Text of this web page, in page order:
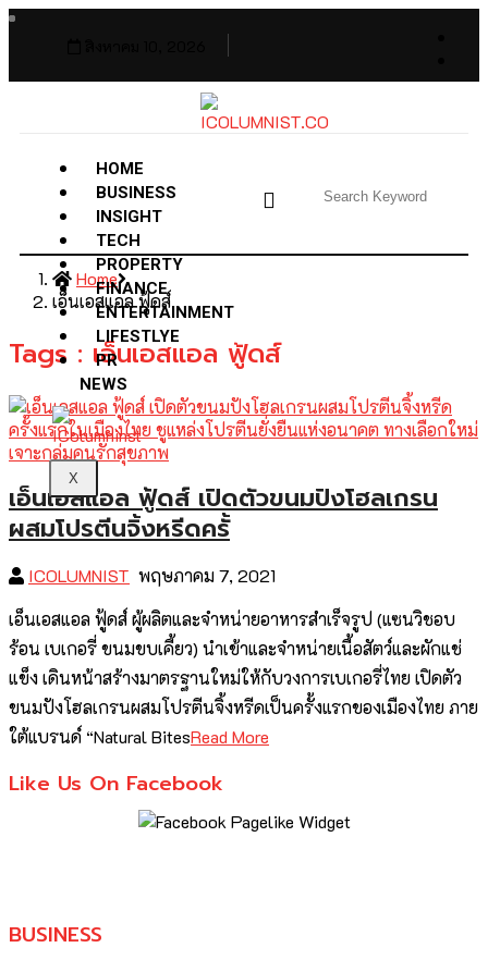
HOME
BUSINESS
INSIGHT
TECH
PROPERTY
FINANCE
ENTERTAINMENT
LIFESTLYE
PR
NEWS
X
Home
เอ็นเอสแอล ฟู้ดส์
Tags : เอ็นเอสแอล ฟู้ดส์
เอ็นเอสแอล ฟู้ดส์ เปิดตัวขนมปังโฮลเกรน
ผสมโปรตีนจิ้งหรีดครั้
ICOLUMNIST พฤษภาคม 7, 2021
เอ็นเอสแอล ฟู้ดส์ ผู้ผลิตและจำหน่ายอาหารสำเร็จรูป (แซนวิชอบ
ร้อน เบเกอรี่ ขนมขบเคี้ยว) นำเข้าและจำหน่ายเนื้อสัตว์และผักแช่
แข็ง เดินหน้าสร้างมาตรฐานใหม่ให้กับวงการเบเกอรี่ไทย เปิดตัว
ขนมปังโฮลเกรนผสมโปรตีนจิ้งหรีดเป็นครั้งแรกของเมืองไทย ภาย
ใต้แบรนด์ “Natural BitesRead More
Like Us On Facebook
BUSINESS